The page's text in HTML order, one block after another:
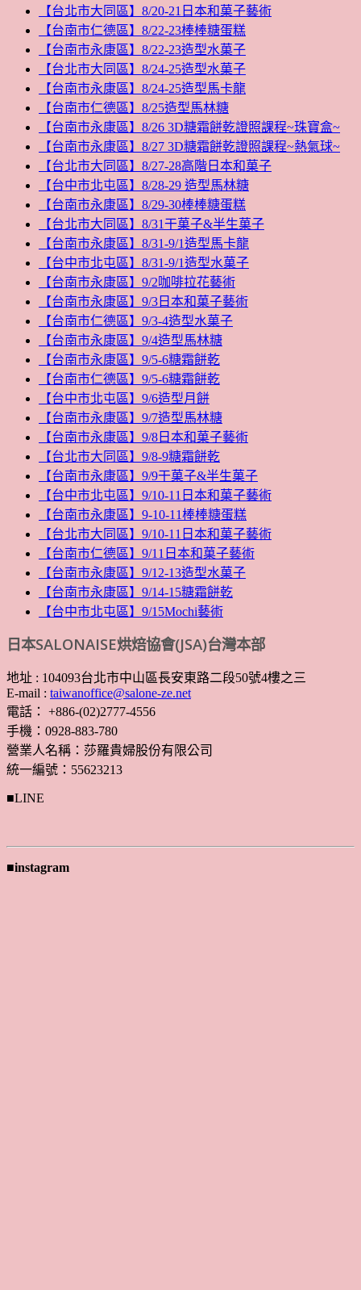
【台北市大同區】8/20-21日本和菓子藝術
【台南市仁德區】8/22-23棒棒糖蛋糕
【台南市永康區】8/22-23造型水菓子
【台北市大同區】8/24-25造型水菓子
【台南市永康區】8/24-25造型馬卡龍
【台南市仁德區】8/25造型馬林糖
【台南市永康區】8/26 3D糖霜餅乾證照課程~珠寶盒~
【台南市永康區】8/27 3D糖霜餅乾證照課程~熱氣球~
【台北市大同區】8/27-28高階日本和菓子
【台中市北屯區】8/28-29 造型馬林糖
【台南市永康區】8/29-30棒棒糖蛋糕
【台北市大同區】8/31干菓子&半生菓子
【台南市永康區】8/31-9/1造型馬卡龍
【台中市北屯區】8/31-9/1造型水菓子
【台南市永康區】9/2咖啡拉花藝術
【台南市永康區】9/3日本和菓子藝術
【台南市仁德區】9/3-4造型水菓子
【台南市永康區】9/4造型馬林糖
【台南市永康區】9/5-6糖霜餅乾
【台南市仁德區】9/5-6糖霜餅乾
【台中市北屯區】9/6造型月餅
【台南市永康區】9/7造型馬林糖
【台南市永康區】9/8日本和菓子藝術
【台北市大同區】9/8-9糖霜餅乾
【台南市永康區】9/9干菓子&半生菓子
【台中市北屯區】9/10-11日本和菓子藝術
【台南市永康區】9-10-11棒棒糖蛋糕
【台北市大同區】9/10-11日本和菓子藝術
【台南市仁德區】9/11日本和菓子藝術
【台南市永康區】9/12-13造型水菓子
【台南市永康區】9/14-15糖霜餅乾
【台中市北屯區】9/15Mochi藝術
日本SALONAISE烘焙協會(JSA)台灣本部
地址 : 104093台北市中山區長安東路二段50號4樓之三
E-mail : taiwanoffice@salone-ze.net
電話： +886-(02)2777-4556
手機：0928-883-780
營業人名稱：莎羅貴婦股份有限公司
統一編號：55623213
■LINE
■instagram